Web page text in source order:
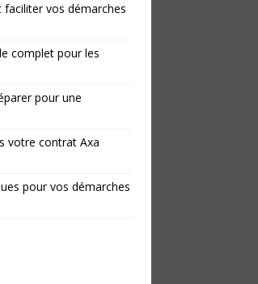
vos démarches
complet pour les
pour une
votre contrat Axa
pour vos démarches